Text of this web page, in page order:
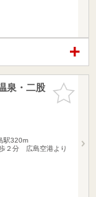
お気に入
りに追加
泉・二股
駅320m
２分 広島空港より